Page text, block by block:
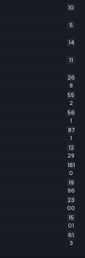
10
5
14
11
26
8
55
2
56
1
87
1
12
29
181
0
19
96
23
00
15
01
61
3